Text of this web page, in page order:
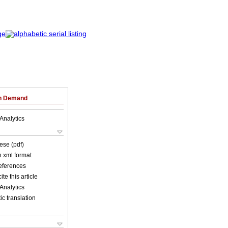
Demand
(pdf)
xml format
this article
translation